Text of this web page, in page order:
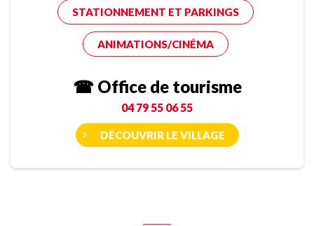
STATIONNEMENT ET PARKINGS
ANIMATIONS/CINÉMA
☎ Office de tourisme
04 79 55 06 55
DÉCOUVRIR LE VILLAGE